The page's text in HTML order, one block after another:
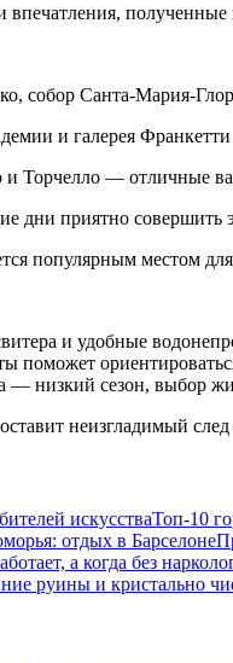
собор Санта-Мария-
и галерея
Торчелло — отличные
дни приятно совершить
популярным местом
и удобные
— низкий сезон, выбор
неизгладимый
Топ-10